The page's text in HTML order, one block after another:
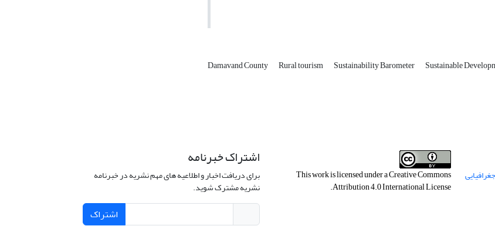
Damavand County Rural tourism Sustainability Barometer Sustainable
This work is licensed under aCreative Commons
Attribution 4.0 International License
.
اشتراک خبرنامه
برای دریافت اخبار و اطلاعیه های مهم نشریه در خبرنامه
نشریه مشترک شوید.
اشتراک